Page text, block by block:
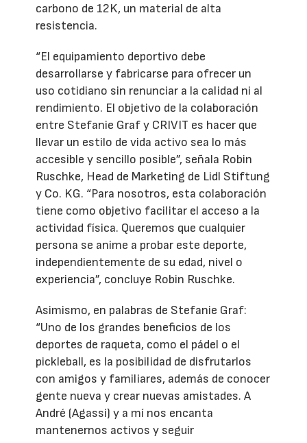
carbono de 12K, un material de alta
resistencia.
“El equipamiento deportivo debe
desarrollarse y fabricarse para ofrecer un
uso cotidiano sin renunciar a la calidad ni al
rendimiento. El objetivo de la colaboración
entre Stefanie Graf y CRIVIT es hacer que
llevar un estilo de vida activo sea lo más
accesible y sencillo posible”, señala Robin
Ruschke, Head de Marketing de Lidl Stiftung
y Co. KG. “Para nosotros, esta colaboración
tiene como objetivo facilitar el acceso a la
actividad física. Queremos que cualquier
persona se anime a probar este deporte,
independientemente de su edad, nivel o
experiencia”, concluye Robin Ruschke.
Asimismo, en palabras de Stefanie Graf:
“Uno de los grandes beneficios de los
deportes de raqueta, como el pádel o el
pickleball, es la posibilidad de disfrutarlos
con amigos y familiares, además de conocer
gente nueva y crear nuevas amistades. A
André (Agassi) y a mí nos encanta
mantenernos activos y seguir